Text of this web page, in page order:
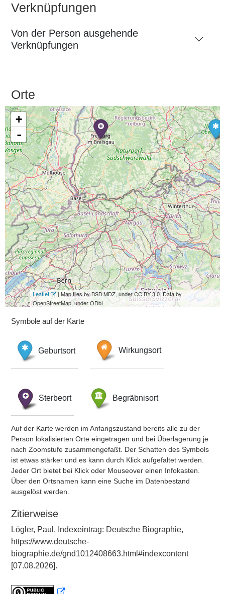
Verknüpfungen
Von der Person ausgehende
Verknüpfungen
Orte
+
-
Leaflet
| Map tiles by BSB MDZ, under CC BY 3.0. Data by
OpenStreetMap, under ODbL.
Symbole auf der Karte
Geburtsort Wirkungsort
Sterbeort Begräbnisort
Auf der Karte werden im Anfangszustand bereits alle zu der
Person lokalisierten Orte eingetragen und bei Überlagerung je
nach Zoomstufe zusammengefaßt. Der Schatten des Symbols
ist etwas stärker und es kann durch Klick aufgefaltet werden.
Jeder Ort bietet bei Klick oder Mouseover einen Infokasten.
Über den Ortsnamen kann eine Suche im Datenbestand
ausgelöst werden.
Zitierweise
Lögler, Paul, Indexeintrag: Deutsche Biographie,
https://www.deutsche-
biographie.de/gnd1012408663.html#indexcontent
[07.08.2026].